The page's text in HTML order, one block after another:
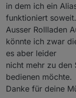
Allerdings
laufende
oder
Alternativ
activity
in dem ich ein
funktioniert soweit.
Ausser Rollladen
könnte ich zwar
es aber leider
nicht mehr zu den
bedienen möchte.
Danke für deine